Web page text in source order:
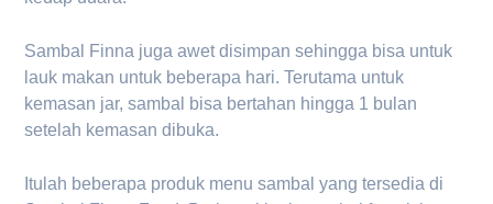
Sambal Finna juga awet disimpan sehingga bisa untuk
lauk makan untuk beberapa hari. Terutama untuk
kemasan jar, sambal bisa bertahan hingga 1 bulan
setelah kemasan dibuka.
Itulah beberapa produk menu sambal yang tersedia di